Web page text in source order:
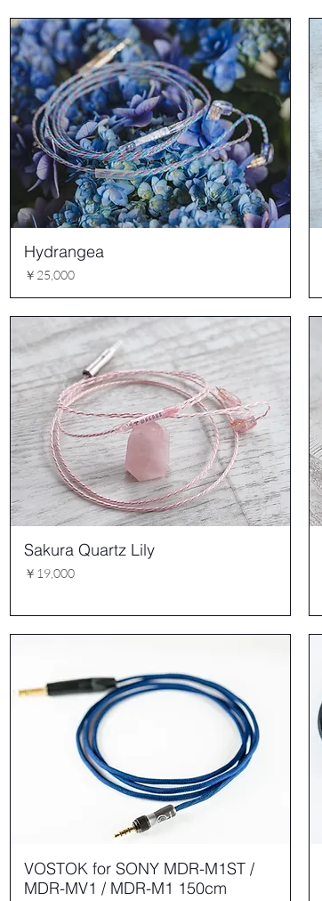
Hydrangea
価格
￥25,000
Sakura Quartz Lily
価格
￥19,000
VOSTOK for SONY MDR-M1ST /
MDR-MV1 / MDR-M1 150cm